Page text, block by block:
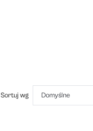
Sortuj wg Domyślne